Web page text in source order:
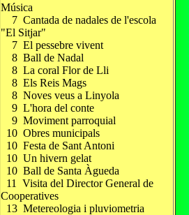
Música
7 Cantada de nadales de l'escola
"El Sitjar"
7 El pessebre vivent
8 Ball de Nadal
8 La coral Flor de Lli
8 Els Reis Mags
8 Noves veus a Linyola
9 L'hora del conte
9 Moviment parroquial
10 Obres municipals
10 Festa de Sant Antoni
10 Un hivern gelat
10 Ball de Santa Àgueda
11 Visita del Director General de
Cooperatives
13 Metereologia i pluviometria